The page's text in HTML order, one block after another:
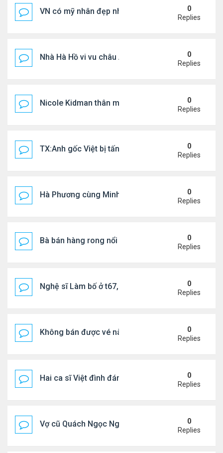
VN có mỹ nhân đẹp như búp bê bỏ showbiz lấy
0
Replies
Nhà Hà Hồ vi vu châu Âu
0
Replies
Nicole Kidman thân mật bên bf doanh nhân
0
Replies
TX:Anh gốc Việt bị tấn công dã man, khó qua khỏi
0
Replies
Hà Phương cùng Minh Tuyết đi sự kiện
0
Replies
Bà bán hàng rong nổi tiếng bị tịch thu quang gánh
0
Replies
Nghệ sĩ Làm bố ở t67, mê dưỡng da chẳng kém
0
Replies
Không bán được vé nào, 1 phim Việt rời rạp
0
Replies
Hai ca sĩ Việt đình đám không phải vợ chồng vẫn
0
Replies
Vợ cũ Quách Ngọc Ngoan: "Tôi sắp 50, liệu có
0
Replies